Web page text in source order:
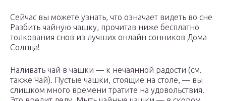
Сейчас вы можете узнать, что означает видеть во сне
Разбить чайную чашку, прочитав ниже бесплатно
толкования снов из лучших онлайн сонников Дома
Солнца!
Наливать чай в чашки — к нечаянной радости (см.
также Чай). Пустые чашки, стоящие на столе, — вы
слишком много времени тратите на удовольствия.